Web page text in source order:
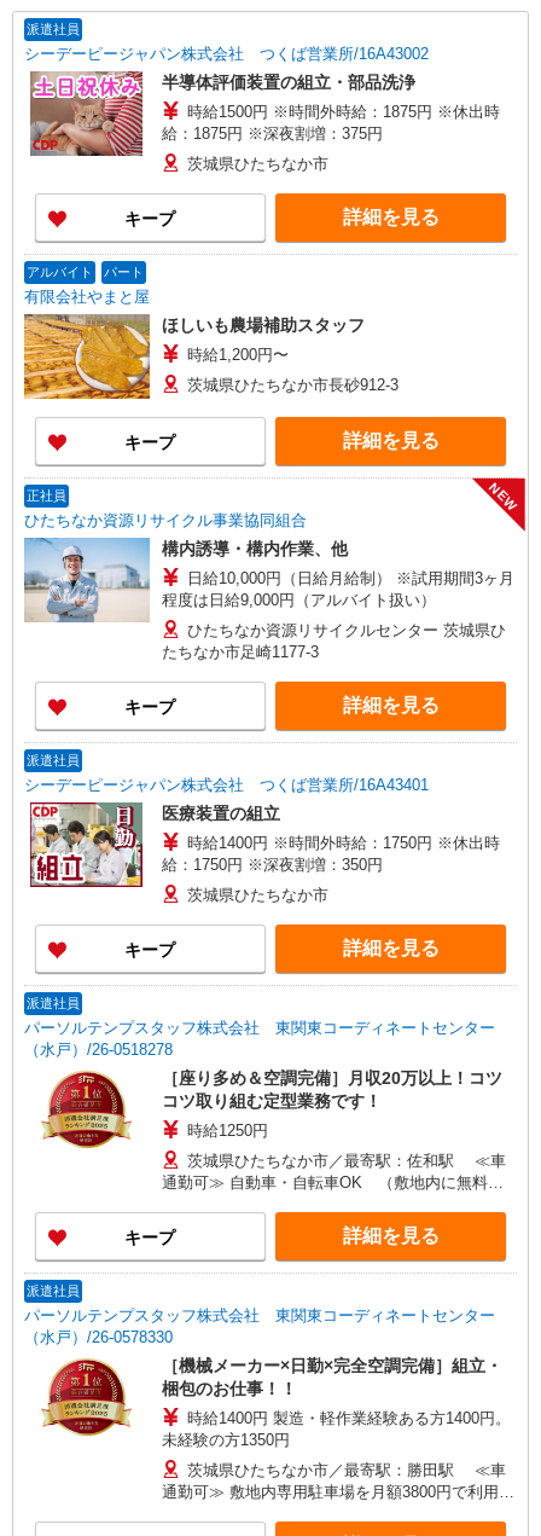
派遣社員
シーデーピージャパン株式会社 つくば営業所/16A43002
半導体評価装置の組立・部品洗浄
時給1500円 ※時間外時給：1875円 ※休出時
給：1875円 ※深夜割増：375円
茨城県ひたちなか市
キープ 詳細を見る
アルバイト パート
有限会社やまと屋
ほしいも農場補助スタッフ
時給1,200円〜
茨城県ひたちなか市長砂912-3
キープ 詳細を見る
正社員
ひたちなか資源リサイクル事業協同組合
NEW
構内誘導・構内作業、他
日給10,000円（日給月給制） ※試用期間3ヶ月
程度は日給9,000円（アルバイト扱い）
ひたちなか資源リサイクルセンター 茨城県ひ
たちなか市足崎1177-3
キープ 詳細を見る
派遣社員
シーデーピージャパン株式会社 つくば営業所/16A43401
医療装置の組立
時給1400円 ※時間外時給：1750円 ※休出時
給：1750円 ※深夜割増：350円
茨城県ひたちなか市
キープ 詳細を見る
派遣社員
パーソルテンプスタッフ株式会社 東関東コーディネートセンター
（水戸）/26-0518278
［座り多め＆空調完備］月収20万以上！コツ
コツ取り組む定型業務です！
時給1250円
茨城県ひたちなか市／最寄駅：佐和駅 ≪車
通勤可≫ 自動車・自転車OK （敷地内に無料駐
キープ 詳細を見る
派遣社員
パーソルテンプスタッフ株式会社 東関東コーディネートセンター
（水戸）/26-0578330
［機械メーカー×日勤×完全空調完備］組立・
梱包のお仕事！！
時給1400円 製造・軽作業経験ある方1400円。
未経験の方1350円
茨城県ひたちなか市／最寄駅：勝田駅 ≪車
通勤可≫ 敷地内専用駐車場を月額3800円で利用で